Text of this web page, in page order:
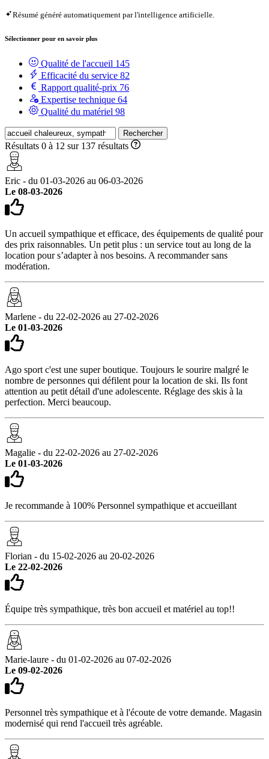
Résumé généré automatiquement par l'intelligence artificielle.
Sélectionner pour en savoir plus
Qualité de l'accueil 145
Efficacité du service 82
Rapport qualité-prix 76
Expertise technique 64
Qualité du matériel 98
Rechercher
Résultats 0 à 12 sur 137 résultats
Eric - du 01-03-2026 au 06-03-2026
Le 08-03-2026
Un accueil sympathique et efficace, des équipements de qualité pour
des prix raisonnables. Un petit plus : un service tout au long de la
location pour s’adapter à nos besoins. A recommander sans
modération.
Marlene - du 22-02-2026 au 27-02-2026
Le 01-03-2026
Ago sport c'est une super boutique. Toujours le sourire malgré le
nombre de personnes qui défilent pour la location de ski. Ils font
attention au petit détail d'une adolescente. Réglage des skis à la
perfection. Merci beaucoup.
Magalie - du 22-02-2026 au 27-02-2026
Le 01-03-2026
Je recommande à 100% Personnel sympathique et accueillant
Florian - du 15-02-2026 au 20-02-2026
Le 22-02-2026
Équipe très sympathique, très bon accueil et matériel au top!!
Marie-laure - du 01-02-2026 au 07-02-2026
Le 09-02-2026
Personnel très sympathique et à l'écoute de votre demande. Magasin
modernisé qui rend l'accueil très agréable.